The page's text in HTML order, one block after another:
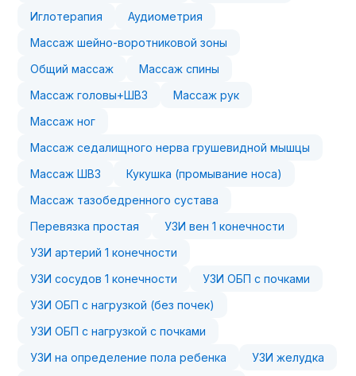
Иглотерапия
Аудиометрия
Массаж шейно-воротниковой зоны
Общий массаж
Массаж спины
Массаж головы+ШВЗ
Массаж рук
Массаж ног
Массаж седалищного нерва грушевидной мышцы
Массаж ШВЗ
Кукушка (промывание носа)
Массаж тазобедренного сустава
Перевязка простая
УЗИ вен 1 конечности
УЗИ артерий 1 конечности
УЗИ сосудов 1 конечности
УЗИ ОБП с почками
УЗИ ОБП с нагрузкой (без почек)
УЗИ ОБП с нагрузкой с почками
УЗИ на определение пола ребенка
УЗИ желудка